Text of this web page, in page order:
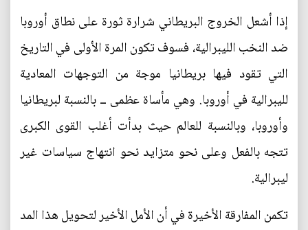
إذا أشعل الخروج البريطاني شرارة ثورة على نطاق أوروبا
ضد النخب الليبرالية، فسوف تكون المرة الأولى في التاريخ
التي تقود فيها بريطانيا موجة من التوجهات المعادية
لليبرالية في أوروبا. وهي مأساة عظمى ــ بالنسبة لبريطانيا
وأوروبا، وبالنسبة للعالم حيث بدأت أغلب القوى الكبرى
تتجه بالفعل وعلى نحو متزايد نحو انتهاج سياسات غير
ليبرالية.
تكمن المفارقة الأخيرة في أن الأمل الأخير لتحويل هذا المد